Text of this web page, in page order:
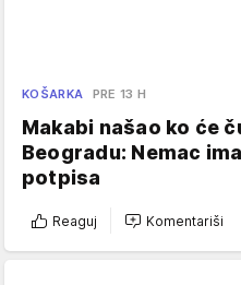
KOŠARKA PRE 13 H
Makabi našao ko će
Beogradu: Nemac
potpisa
Reaguj Komentariši